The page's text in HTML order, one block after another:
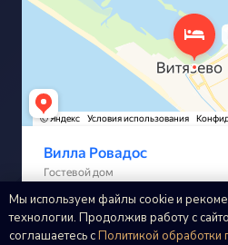
Мы используем файлы cookie и
технологии. Продолжив работу с
соглашаетесь сПолитикой обработки